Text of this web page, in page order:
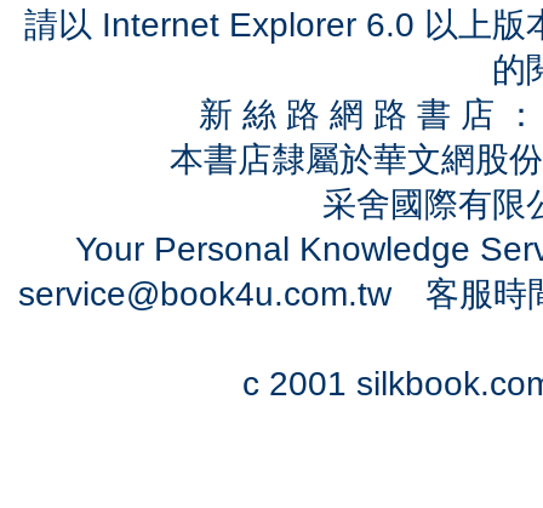
請以 Internet Explorer 6.0 以上
的
新 絲 路 網 路 書 店
本書店隸屬於華文網股
采舍國際有
Your Personal Knowledge
service@book4u.com.tw客服時
c 2001